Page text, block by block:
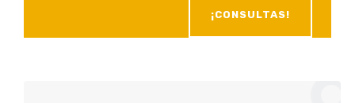
¡CONSULTAS!